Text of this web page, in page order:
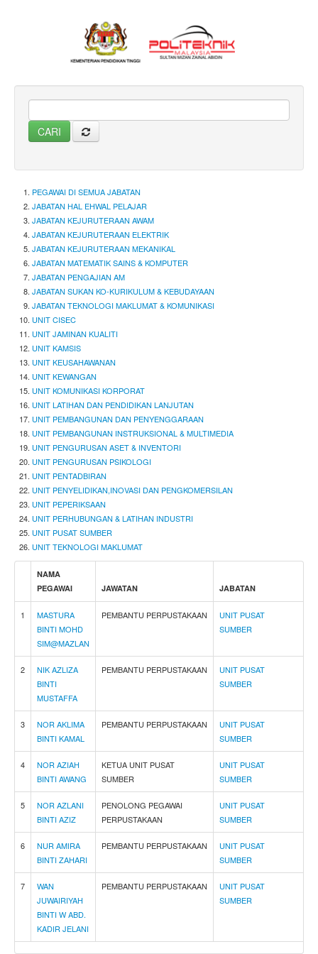
PEGAWAI DI SEMUA JABATAN
JABATAN HAL EHWAL PELAJAR
JABATAN KEJURUTERAAN AWAM
JABATAN KEJURUTERAAN ELEKTRIK
JABATAN KEJURUTERAAN MEKANIKAL
JABATAN MATEMATIK SAINS & KOMPUTER
JABATAN PENGAJIAN AM
JABATAN SUKAN KO-KURIKULUM & KEBUDAYAAN
JABATAN TEKNOLOGI MAKLUMAT & KOMUNIKASI
UNIT CISEC
UNIT JAMINAN KUALITI
UNIT KAMSIS
UNIT KEUSAHAWANAN
UNIT KEWANGAN
UNIT KOMUNIKASI KORPORAT
UNIT LATIHAN DAN PENDIDIKAN LANJUTAN
UNIT PEMBANGUNAN DAN PENYENGGARAAN
UNIT PEMBANGUNAN INSTRUKSIONAL & MULTIMEDIA
UNIT PENGURUSAN ASET & INVENTORI
UNIT PENGURUSAN PSIKOLOGI
UNIT PENTADBIRAN
UNIT PENYELIDIKAN,INOVASI DAN PENGKOMERSILAN
UNIT PEPERIKSAAN
UNIT PERHUBUNGAN & LATIHAN INDUSTRI
UNIT PUSAT SUMBER
UNIT TEKNOLOGI MAKLUMAT
NAMA
PEGAWAI
JAWATAN JABATAN
1 MASTURA
BINTIMOHD
SIM@MAZL AN
PEMBANTU PERPUSTAKAAN
UNIT PUSAT
SUMBER
2 NIKAZL IZA
BINTI
MUSTAFFA
PEMBANTU PERPUSTAKAAN
UNIT PUSAT
SUMBER
3 NOR AKL IMA
BINTIKAMAL
PEMBANTU PERPUSTAKAAN
UNIT PUSAT
SUMBER
4 NOR AZIAH
BINTIAWANG
KETUA UNIT PUSAT
SUMBER
UNIT PUSAT
SUMBER
5 NOR AZL ANI
BINTIAZIZ
PENOLONG PEGAWAI
PERPUSTAKAAN
UNIT PUSAT
SUMBER
6 NUR AMIRA
BINTIZAHARI
PEMBANTU PERPUSTAKAAN
UNIT PUSAT
SUMBER
7 WAN
JUWAIRIYAH
BINTIWABD.
KADIR JEL ANI
PEMBANTU PERPUSTAKAAN
UNIT PUSAT
SUMBER